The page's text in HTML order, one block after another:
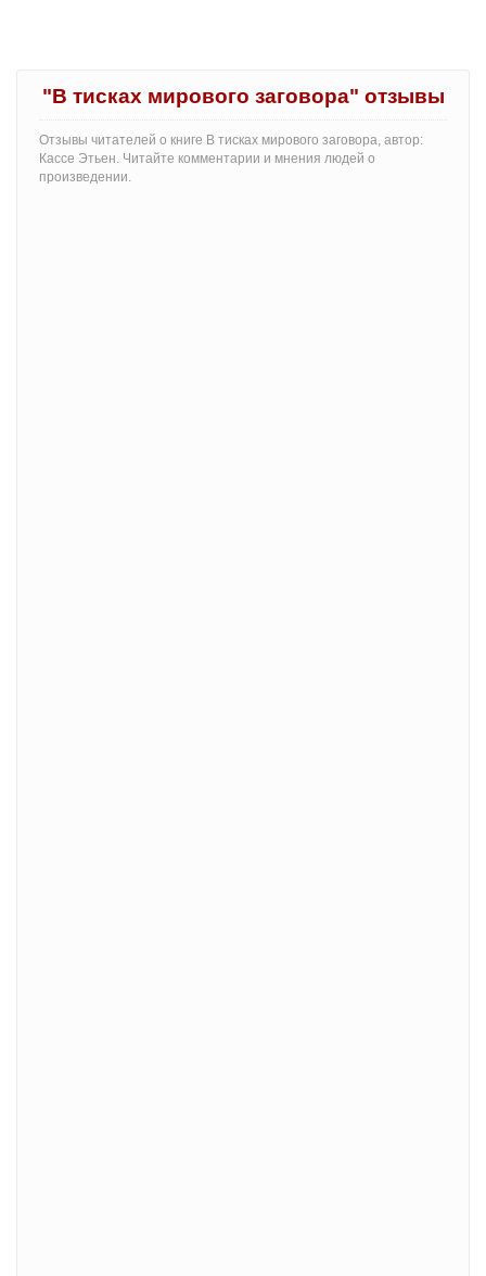
"В тисках мирового заговора" отзывы
Отзывы читателей о книге В тисках мирового заговора, автор:
Кассе Этьен. Читайте комментарии и мнения людей о
произведении.